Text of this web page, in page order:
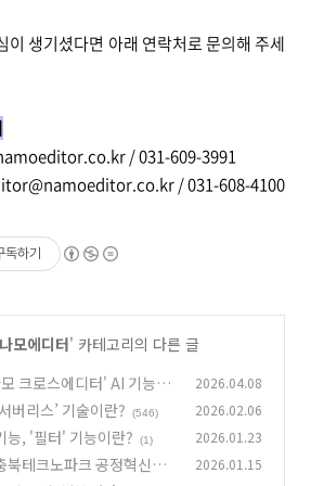
이 생기셨다면 아래 연락처로 문의해 주세
/ 031-609-3991
/ 031-608-4100
독하기
나모에디터' 카테고리의 다른 글
크로스에디터' AI 기능이
(0)
2026.04.08
버리스’ 기술이란? (546) 2026.02.06
능, '필터' 기능이란? (1) 2026.01.23
북테크노파크 공정혁신플
2026.01.15